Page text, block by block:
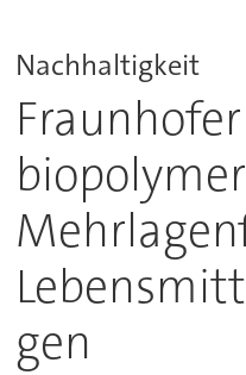
Nachhaltigkeit
gen